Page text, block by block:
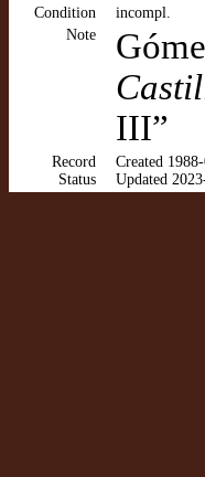
Condition
incompl.
Note
III”
Record
Status
Created
Updated